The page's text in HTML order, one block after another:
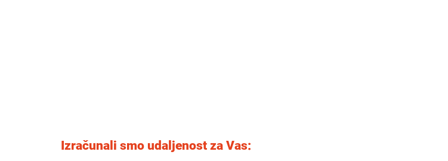
Izračunali smo udaljenost za Vas: